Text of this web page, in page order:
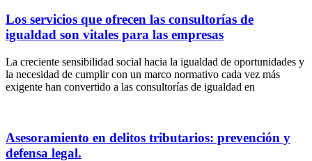
Los servicios que ofrecen las consultorías de
igualdad son vitales para las empresas
La creciente sensibilidad social hacia la igualdad de oportunidades y
la necesidad de cumplir con un marco normativo cada vez más
exigente han convertido a las consultorías de igualdad en
Asesoramiento en delitos tributarios: prevención y
defensa legal.